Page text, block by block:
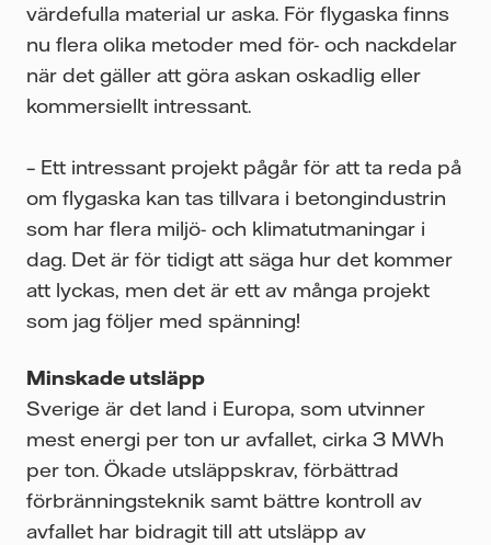
värdefulla material ur aska. För flygaska finns
nu flera olika metoder med för- och nackdelar
när det gäller att göra askan oskadlig eller
kommersiellt intressant.
– Ett intressant projekt pågår för att ta reda på
om flygaska kan tas tillvara i betongindustrin
som har flera miljö- och klimatutmaningar i
dag. Det är för tidigt att säga hur det kommer
att lyckas, men det är ett av många projekt
som jag följer med spänning!
Minskade utsläpp
Sverige är det land i Europa, som utvinner
mest energi per ton ur avfallet, cirka 3 MWh
per ton. Ökade utsläppskrav, förbättrad
förbränningsteknik samt bättre kontroll av
avfallet har bidragit till att utsläpp av